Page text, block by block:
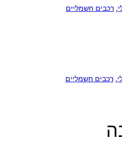
, רכבים חשמליים
, רכבים חשמליים